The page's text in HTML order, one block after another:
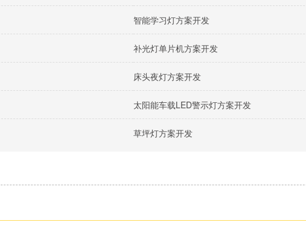
智能学习灯方案开发
补光灯单片机方案开发
床头夜灯方案开发
太阳能车载LED警示灯方案开发
草坪灯方案开发